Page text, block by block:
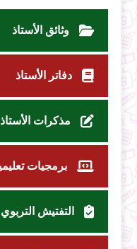
وثائق الأستاذ
دفاتر الأستاذ
مذكرات الأستاذ
برمجيات
التفتيش التربوي